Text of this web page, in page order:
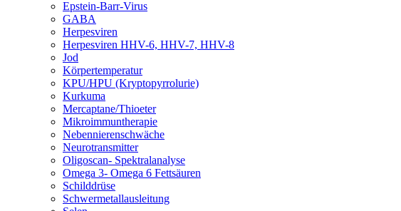
Epstein-Barr-Virus
GABA
Herpesviren
Herpesviren HHV-6, HHV-7, HHV-8
Jod
Körpertemperatur
KPU/HPU (Kryptopyrrolurie)
Kurkuma
Mercaptane/Thioeter
Mikroimmuntherapie
Nebennierenschwäche
Neurotransmitter
Oligoscan- Spektralanalyse
Omega 3- Omega 6 Fettsäuren
Schilddrüse
Schwermetallausleitung